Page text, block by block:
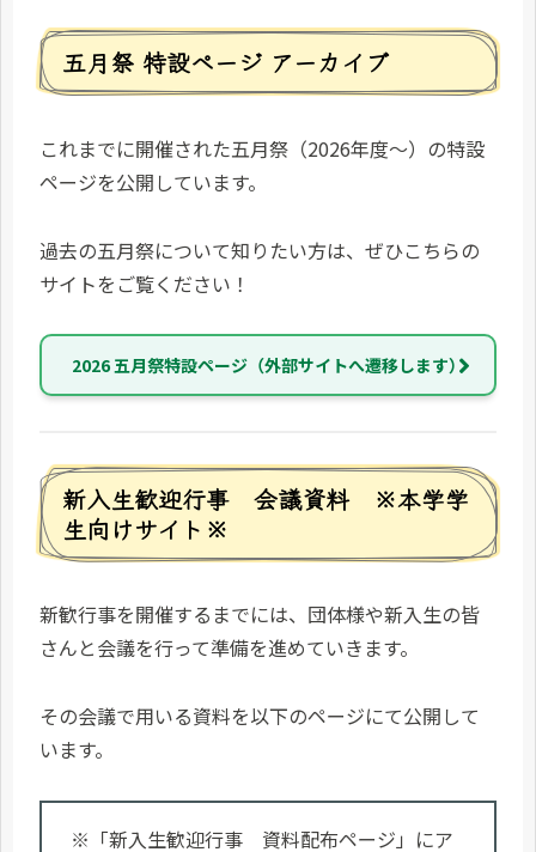
五月祭 特設ページ アーカイブ
これまでに開催された五月祭（2026年度～）の特設
ページを公開しています。
過去の五月祭について知りたい方は、ぜひこちらの
サイトをご覧ください！
2026 五月祭特設ページ（外部サイトへ遷移します）
新入生歓迎行事 会議資料 ※本学学
生向けサイト※
新歓行事を開催するまでには、団体様や新入生の皆
さんと会議を行って準備を進めていきます。
その会議で用いる資料を以下のページにて公開して
います。
※「新入生歓迎行事 資料配布ページ」にア